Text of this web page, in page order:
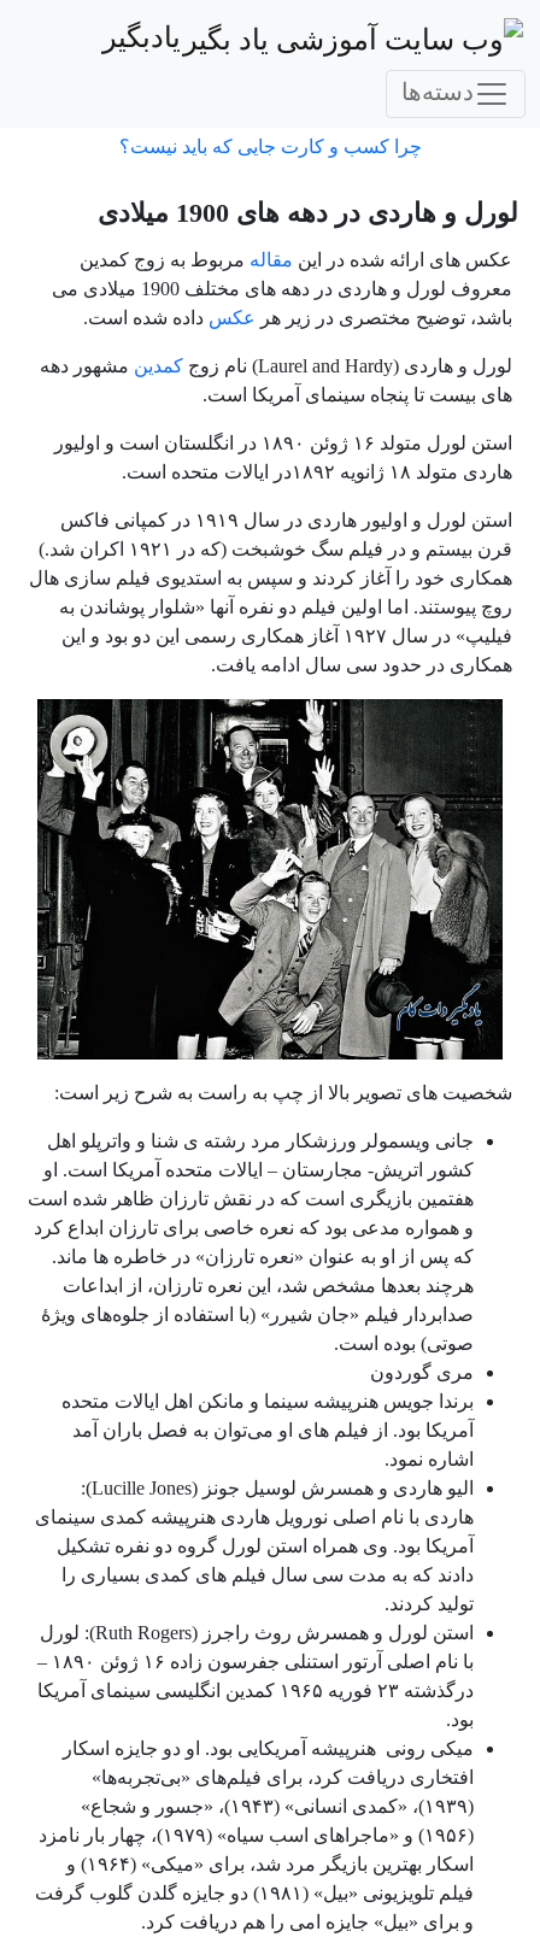
یادبگیر
دسته‌ها
چرا کسب و کارت جایی که باید نیست؟
لورل و هاردی در دهه های 1900 میلادی
عکس های ارائه شده در این مقاله مربوط به زوج کمدین
معروف لورل و هاردی در دهه های مختلف 1900 میلادی می
باشد، توضیح مختصری در زیر هر
عکس داده شده است.
لورل و هاردی (Laurel and Hardy) نام زوج کمدین مشهور دهه
‌های بیست تا پنجاه سینمای آمریکا است.
استن لورل متولد ۱۶ ژوئن ۱۸۹۰ در انگلستان است و اولیور
هاردی متولد ۱۸ ژانویه ۱۸۹۲در ایالات متحده است.
استن لورل و اولیور هاردی در سال ۱۹۱۹ در کمپانی فاکس
قرن بیستم و در فیلم سگ خوشبخت (که در ۱۹۲۱ اکران شد.)
همکاری خود را آغاز کردند و سپس به استدیوی فیلم سازی هال
روچ پیوستند. اما اولین فیلم دو نفره آنها «شلوار پوشاندن به
فیلیپ» در سال ۱۹۲۷ آغاز همکاری رسمی این دو بود و این
همکاری در حدود سی سال ادامه یافت.
شخصیت های تصویر بالا از چپ به راست به شرح زیر است:
جانی ویسمولر ورزشکار مرد رشته ی شنا و واترپلو اهل
کشور اتریش- مجارستان – ایالات متحده آمریکا است. او
هفتمین بازیگری است که در نقش تارزان ظاهر شده است
و همواره مدعی بود که نعره خاصی برای تارزان ابداع کرد
که پس از او به عنوان «نعره تارزان» در خاطره ‌ها ماند.
هرچند بعدها مشخص شد، این نعره تارزان، از ابداعات
صدابردار فیلم «جان شیرر» (با استفاده از جلوه‌های ویژۀ
صوتی) بوده است.
مری گوردون
برندا جویس هنرپیشه سینما و مانکن اهل ایالات متحده
آمریکا بود. از فیلم ‌های او می‌توان به فصل باران آمد
اشاره نمود.
الیو هاردی و همسرش لوسیل جونز (Lucille Jones):
هاردی با نام اصلی نورویل هاردی هنرپیشه کمدی سینمای
آمریکا بود. وی همراه استن لورل گروه دو نفره تشکیل
دادند که به مدت سی سال فیلم ‌های کمدی بسیاری را
تولید کردند.
استن لورل و همسرش روث راجرز (Ruth Rogers): لورل
با نام اصلی آرتور استنلی جفرسون زاده ۱۶ ژوئن ۱۸۹۰ –
درگذشته ۲۳ فوریه ۱۹۶۵ کمدین انگلیسی سینمای آمریکا
بود.
میکی رونی هنرپیشه آمریکایی بود. او دو جایزه اسکار
افتخاری دریافت کرد، برای فیلم‌های «بی‌تجربه‌ها»
(۱۹۳۹)، «کمدی انسانی» (۱۹۴۳)، «جسور و شجاع»
(۱۹۵۶) و «ماجراهای اسب سیاه» (۱۹۷۹)، چهار بار نامزد
اسکار بهترین بازیگر مرد شد، برای «میکی» (۱۹۶۴) و
فیلم تلویزیونی «بیل» (۱۹۸۱) دو جایزه گلدن گلوب گرفت
و برای «بیل» جایزه امی را هم دریافت کرد.